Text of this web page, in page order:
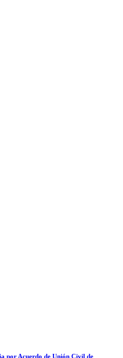
por Acuerdo de Unión Civil de